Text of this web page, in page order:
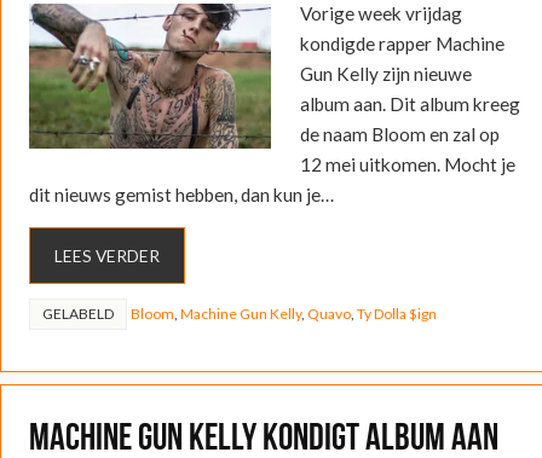
Vorige week vrijdag
kondigde rapper Machine
Gun Kelly zijn nieuwe
album aan. Dit album kreeg
de naam Bloom en zal op
12 mei uitkomen. Mocht je
dit nieuws gemist hebben, dan kun je…
LEES VERDER
GELABELD Bloom Machine Gun Kelly, Quavo, Ty Dolla $ign
Machine Gun Kelly kondigt album aan